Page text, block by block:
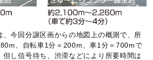
今回分譲区画からの地図上の概測で、所
、自転車1分＝200m、車1分＝700mで
但し信号待ち、渋滞などにより所要時間は